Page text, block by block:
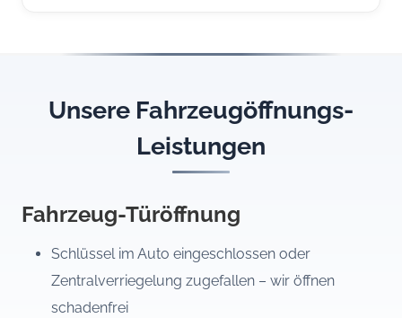
Unsere Fahrzeugöffnungs-
Leistungen
Fahrzeug-Türöffnung
Schlüssel im Auto eingeschlossen oder
Zentralverriegelung zugefallen – wir öffnen
schadenfrei